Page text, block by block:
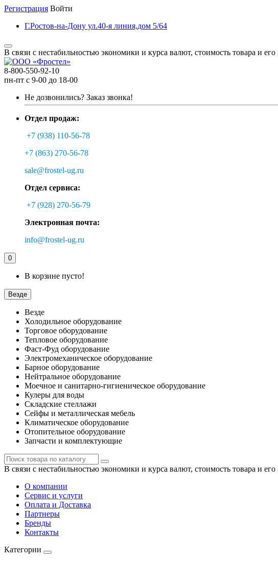
Регистрация Войти
Г.Ростов-на-Дону ул.40-я линия,дом 5/64
В связи с нестабильностью экономики и курса валют, стоимость товара и
8-800-550-92-10
пн-пт с 9-00 до 18-00
Не дозвонились? Заказ звонка!
Отдел продаж:
+7 (938) 110-56-78
+7 (863) 270-56-78
sale@frostel-ug.ru
Отдел сервиса:
+7 (928) 270-56-79
Электронная почта:
info@frostel-ug.ru
0
В корзине пусто!
Везде
Везде
Холодильное оборудование
Торговое оборудование
Тепловое оборудование
Фаст-Фуд оборудование
Электромеханическое оборудование
Барное оборудование
Нейтральное оборудование
Моечное и санитарно-гигиеническое оборудование
Кулеры для воды
Складские стеллажи
Сейфы и металлическая мебель
Климатическое оборудование
Отопительное оборудование
Запчасти и комплектующие
В связи с нестабильностью экономики и курса валют, стоимость товара и
О компании
Сервис и услуги
Оплата и Доставка
Партнеры
Бренды
Контакты
Категории